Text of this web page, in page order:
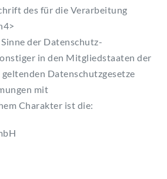
des für die Verarbeitung
der Datenschutz-
in den Mitgliedstaaten der
Datenschutzgesetze
mit
Charakter ist die: